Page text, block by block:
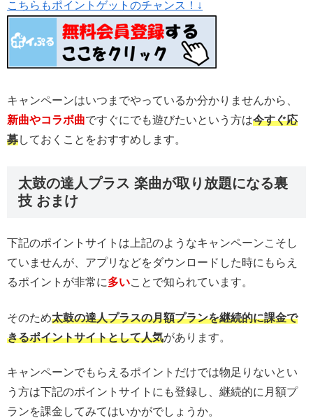
こちらもポイントゲットのチャンス！↓
キャンペーンはいつまでやっているか分かりませんから、
新曲やコラボ曲ですぐにでも遊びたいという方は今すぐ応
募しておくことをおすすめします。
太鼓の達人プラス 楽曲が取り放題になる裏
技 おまけ
下記のポイントサイトは上記のようなキャンペーンこそし
ていませんが、アプリなどをダウンロードした時にもらえ
るポイントが非常に多いことで知られています。
そのため太鼓の達人プラスの月額プランを継続的に課金で
きるポイントサイトとして人気があります。
キャンペーンでもらえるポイントだけでは物足りないとい
う方は下記のポイントサイトにも登録し、継続的に月額プ
ランを課金してみてはいかがでしょうか。